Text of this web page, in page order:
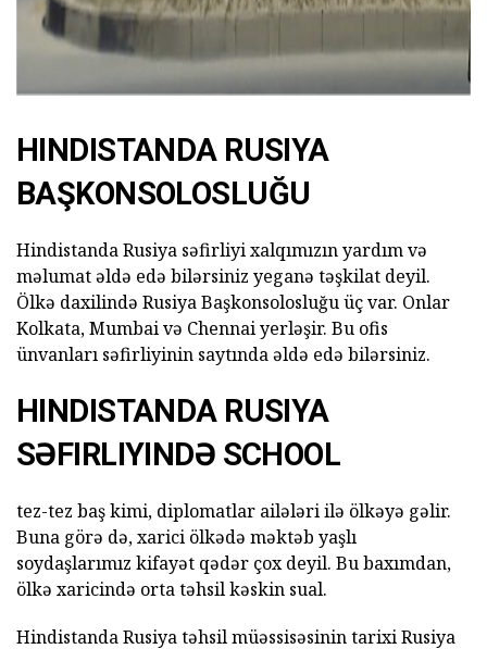
HINDISTANDA RUSIYA
BAŞKONSOLOSLUĞU
Hindistanda Rusiya səfirliyi xalqımızın yardım və
məlumat əldə edə bilərsiniz yeganə təşkilat deyil.
Ölkə daxilində Rusiya Başkonsolosluğu üç var. Onlar
Kolkata, Mumbai və Chennai yerləşir. Bu ofis
ünvanları səfirliyinin saytında əldə edə bilərsiniz.
HINDISTANDA RUSIYA
SƏFIRLIYINDƏ SCHOOL
tez-tez baş kimi, diplomatlar ailələri ilə ölkəyə gəlir.
Buna görə də, xarici ölkədə məktəb yaşlı
soydaşlarımız kifayət qədər çox deyil. Bu baxımdan,
ölkə xaricində orta təhsil kəskin sual.
Hindistanda Rusiya təhsil müəssisəsinin tarixi Rusiya